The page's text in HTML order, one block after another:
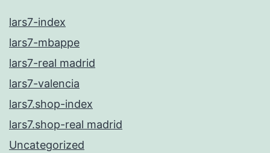
lars7-index
lars7-mbappe
lars7-real madrid
lars7-valencia
lars7.shop-index
lars7.shop-real madrid
Uncategorized